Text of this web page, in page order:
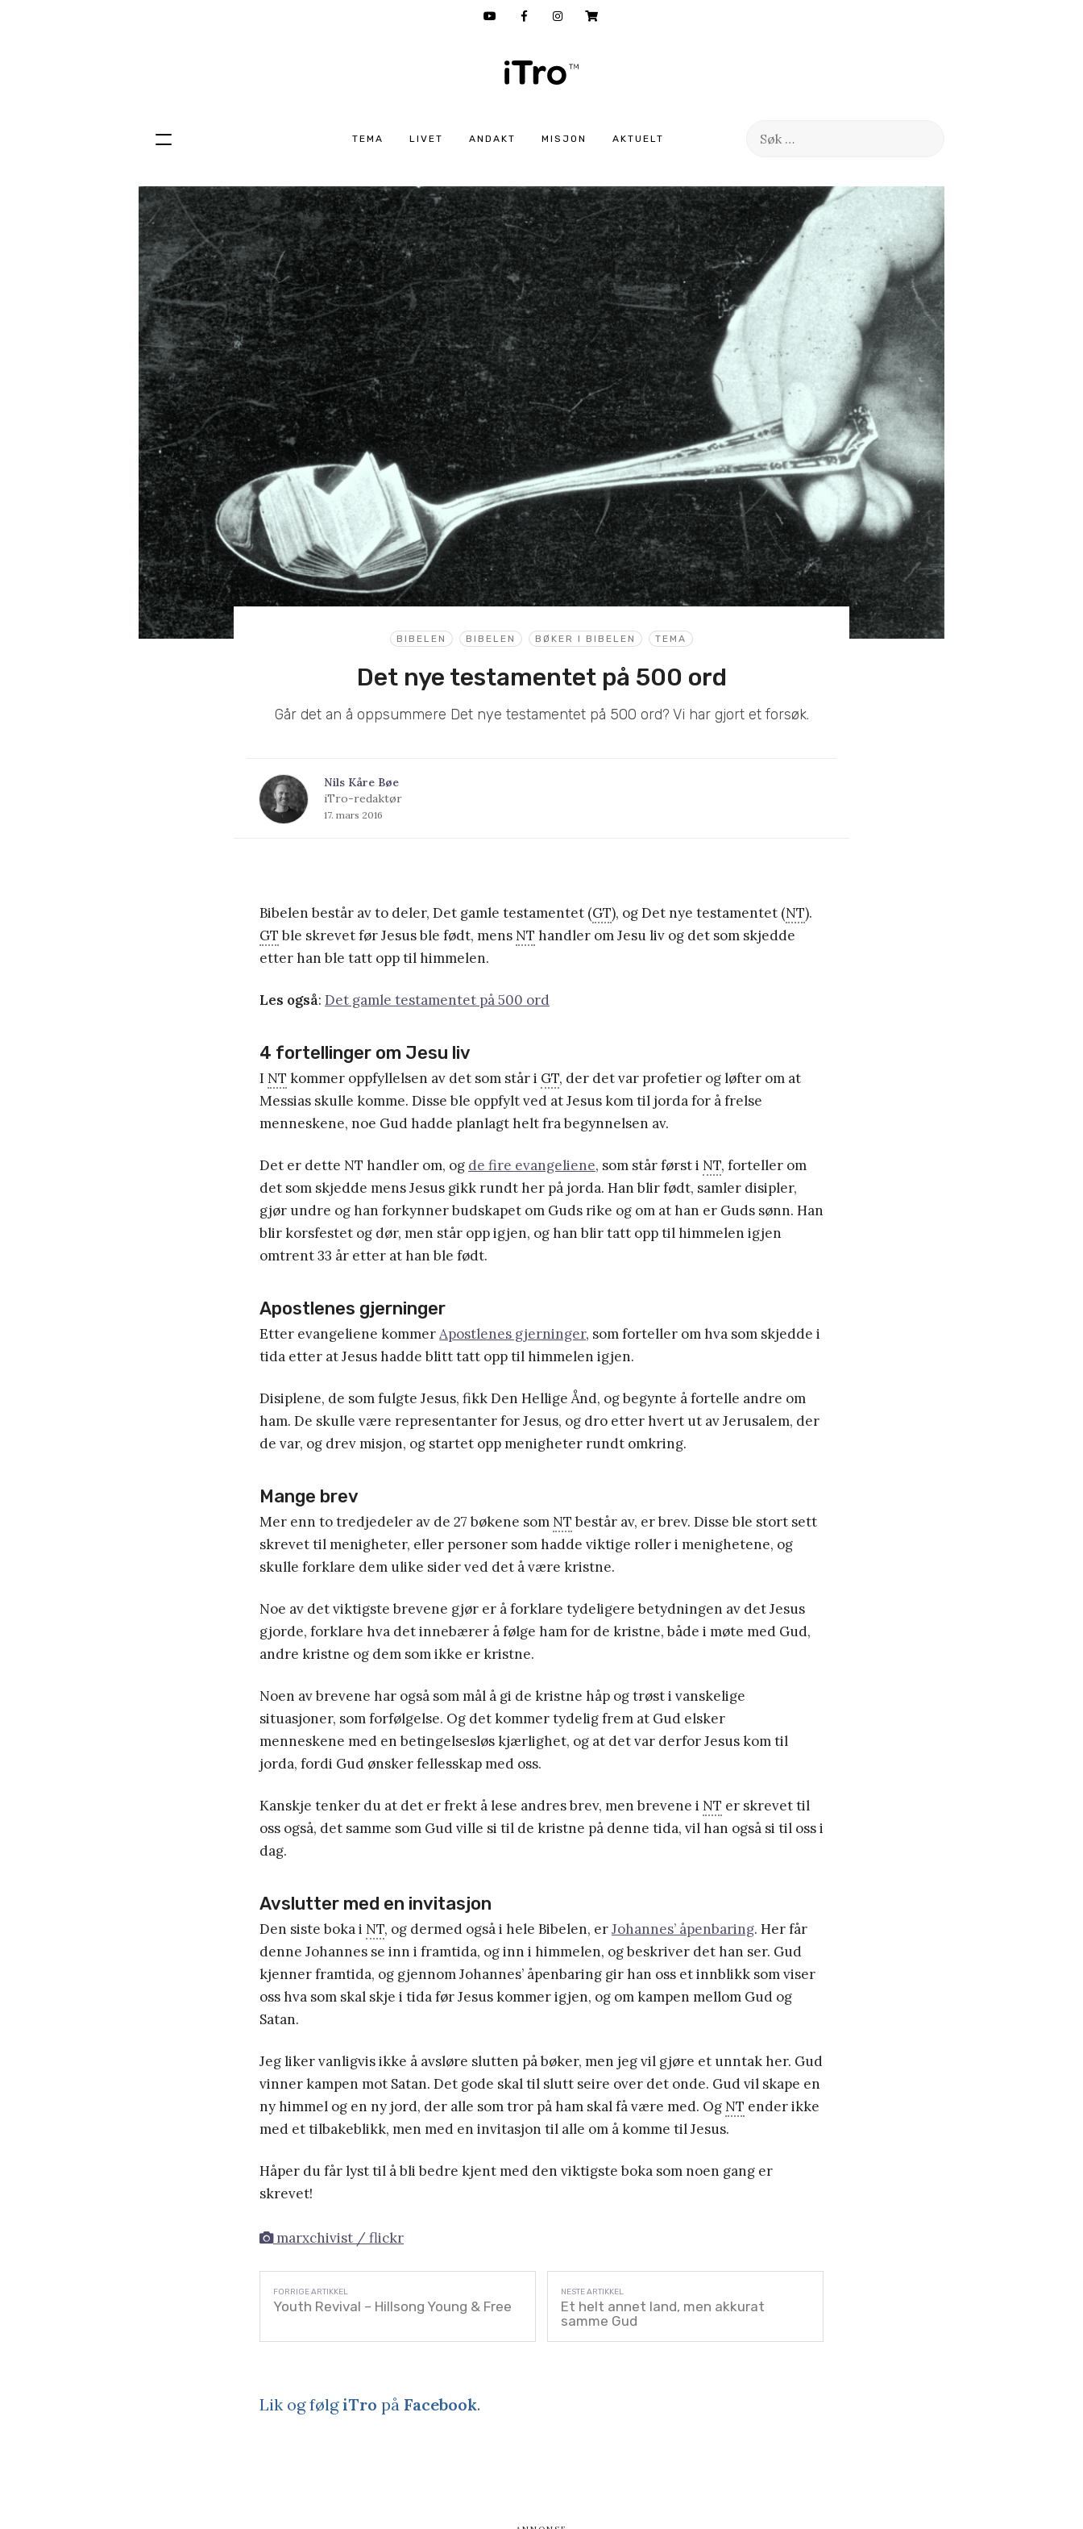
TEMA LIVET ANDAKT MISJON AKTUELT
Søk
Hopp
innhold
BIBELEN BIBELEN BØKER I BIBELEN TEMA
Det nye testamentet på 500 ord
Går det an å oppsummere Det nye testamentet på 500 ord? Vi har gjort et forsøk.
Nils Kåre Bøe
iTro-redaktør
17. mars 2016
Bibelen består av to deler, Det gamle testamentet (GT), og Det nye testamentet (NT).
GTble skrevet før Jesus ble født, mens NT handler om Jesu liv og det som skjedde
etter han ble tatt opp til himmelen.
Les også: Det gamle testamentet på 500 ord
4 fortellinger om Jesu liv
I NT kommer oppfyllelsen av det som står i GT, der det var profetier og løfter om at
Messias skulle komme. Disse ble oppfylt ved at Jesus kom til jorda for å frelse
menneskene, noe Gud hadde planlagt helt fra begynnelsen av.
Det er dette NT handler om, og de fire evangeliene, som står først i NT, forteller om
det som skjedde mens Jesus gikk rundt her på jorda. Han blir født, samler disipler,
gjør undre og han forkynner budskapet om Guds rike og om at han er Guds sønn. Han
blir korsfestet og dør, men står opp igjen, og han blir tatt opp til himmelen igjen
omtrent 33 år etter at han ble født.
Apostlenes gjerninger
Etter evangeliene kommerApostlenes gjerninger, som forteller om hva som skjedde i
tida etter at Jesus hadde blitt tatt opp til himmelen igjen.
Disiplene, de som fulgte Jesus, fikk Den Hellige Ånd, og begynte å fortelle andre om
ham. De skulle være representanter for Jesus, og dro etter hvert ut av Jerusalem, der
de var, og drev misjon, og startet opp menigheter rundt omkring.
Mange brev
Mer enn to tredjedeler av de 27 bøkene som NTbestår av, er brev. Disse ble stort sett
skrevet til menigheter, eller personer som hadde viktige roller i menighetene, og
skulle forklare dem ulike sider ved det å være kristne.
Noe av det viktigste brevene gjør er å forklare tydeligere betydningen av det Jesus
gjorde, forklare hva det innebærer å følge ham for de kristne, både i møte med Gud,
andre kristne og dem som ikke er kristne.
Noen av brevene har også som mål å gi de kristne håp og trøst i vanskelige
situasjoner, som forfølgelse. Og det kommer tydelig frem at Gud elsker
menneskene med en betingelsesløs kjærlighet, og at det var derfor Jesus kom til
jorda, fordi Gud ønsker fellesskap med oss.
Kanskje tenker du at det er frekt å lese andres brev, men brevene i NT er skrevet til
oss også, det samme som Gud ville si til de kristne på denne tida, vil han også si til oss i
dag.
Avslutter med en invitasjon
Den siste boka i NT, og dermed også i hele Bibelen, erJohannes’ åpenbaring. Her får
denne Johannes se inn i framtida, og inn i himmelen, og beskriver det han ser. Gud
kjenner framtida, og gjennom Johannes’ åpenbaring gir han oss et innblikk som viser
oss hva som skal skje i tida før Jesus kommer igjen, og om kampen mellom Gud og
Satan.
Jeg liker vanligvis ikke å avsløre slutten på bøker, men jeg vil gjøre et unntak her. Gud
vinner kampen mot Satan. Det gode skal til slutt seire over det onde. Gud vil skape en
ny himmel og en ny jord, der alle som tror på ham skal få være med. Og NT ender ikke
med et tilbakeblikk, men med en invitasjon til alle om å komme til Jesus.
Håper du får lyst til å bli bedre kjent med den viktigste boka som noen gang er
skrevet!
marxchivist / flickr
Youth Revival – Hillsong Young & Free
Et helt annet land, men akkurat
samme Gud
Lik og følgiTro på Facebook.